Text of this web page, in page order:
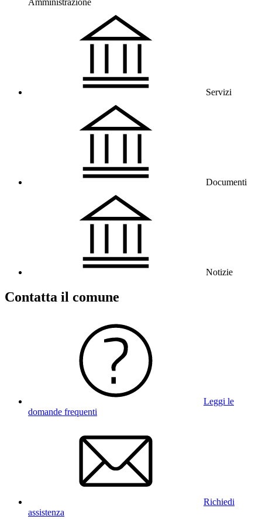
Servizi
Documenti
Notizie
Contatta il comune
Leggi le
domande frequenti
Richiedi
assistenza